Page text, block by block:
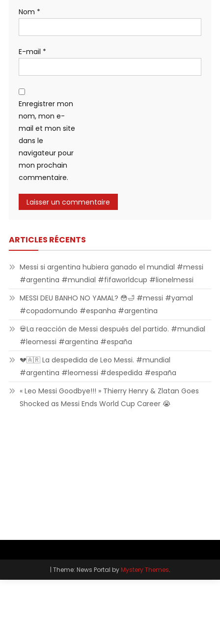
Nom *
E-mail *
Enregistrer mon
nom, mon e-
mail et mon site
dans le
navigateur pour
mon prochain
commentaire.
ARTICLES RÉCENTS
Messi si argentina hubiera ganado el mundial #messi
#argentina #mundial #fifaworldcup #lionelmessi
MESSI DEU BANHO NO YAMAL? 😳🛁 #messi #yamal
#copadomundo #espanha #argentina
💀La reacción de Messi después del partido. #mundial
#leomessi #argentina #españa
💔🇦🇷 La despedida de Leo Messi. #mundial
#argentina #leomessi #despedida #españa
« Leo Messi Goodbye!!! » Thierry Henry & Zlatan Goes
Shocked as Messi Ends World Cup Career 😭
| Theme: News Portal byMystery Themes.